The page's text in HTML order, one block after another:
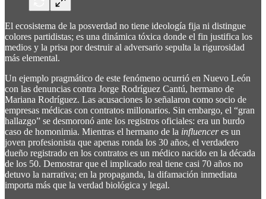
El ecosistema de la posverdad no tiene ideología fija ni distingue
colores partidistas; es una dinámica tóxica donde el fin justifica los
medios y la prisa por destruir al adversario sepulta la rigurosidad
más elemental.
Un ejemplo pragmático de este fenómeno ocurrió en Nuevo León
con las denuncias contra Jorge Rodríguez Cantú, hermano de
Mariana Rodríguez. Las acusaciones lo señalaron como socio de
empresas médicas con contratos millonarios. Sin embargo, el “gran
hallazgo” se desmoronó ante los registros oficiales: era un burdo
caso de homonimia. Mientras el hermano de la influenceres un
joven profesionista que apenas ronda los 30 años, el verdadero
dueño registrado en los contratos es un médico nacido en la década
de los 50. Demostrar que el implicado real tiene casi 70 años no
detuvo la narrativa; en la propaganda, la difamación inmediata
importa más que la verdad biológica y legal.